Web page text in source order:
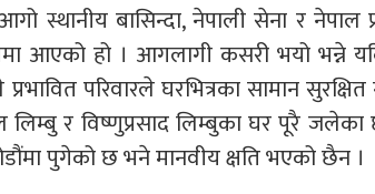
स्थानीय बासिन्दा, नेपाली सेना र नेपाल
आएको हो । आगलागी कसरी भयो
परिवारले घरभित्रका सामान सुरक्षित
लिम्बु र विष्णुप्रसाद लिम्बुका घर पूरै
पुगेको छ भने मानवीय क्षति भएको छैन ।